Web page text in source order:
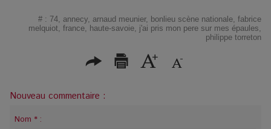
Tragédie
image
# : 74, annecy, arnaud meunier, bonlieu scène nationale, fabrice
melquiot, france, haute-savoie, j'ai pris mon pere sur mes épaules,
philippe torreton
Nouveau commentaire :
Nom * :